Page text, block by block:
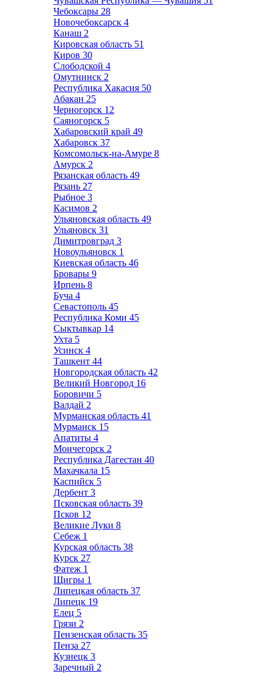
Чебоксары 28
Новочебоксарск 4
Канаш 2
Кировская область 51
Киров 30
Слободской 4
Омутнинск 2
Республика Хакасия 50
Абакан 25
Черногорск 12
Саяногорск 5
Хабаровский край 49
Хабаровск 37
Комсомольск-на-Амуре 8
Амурск 2
Рязанская область 49
Рязань 27
Рыбное 3
Касимов 2
Ульяновская область 49
Ульяновск 31
Димитровград 3
Новоульяновск 1
Киевская область 46
Бровары 9
Ирпень 8
Буча 4
Севастополь 45
Республика Коми 45
Сыктывкар 14
Ухта 5
Усинск 4
Ташкент 44
Новгородская область 42
Великий Новгород 16
Боровичи 5
Валдай 2
Мурманская область 41
Мурманск 15
Апатиты 4
Мончегорск 2
Республика Дагестан 40
Махачкала 15
Каспийск 5
Дербент 3
Псковская область 39
Псков 12
Великие Луки 8
Себеж 1
Курская область 38
Курск 27
Фатеж 1
Щигры 1
Липецкая область 37
Липецк 19
Елец 5
Грязи 2
Пензенская область 35
Пенза 27
Кузнецк 3
Заречный 2